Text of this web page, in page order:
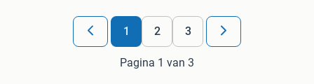
1 2 3
Pagina 1 van 3